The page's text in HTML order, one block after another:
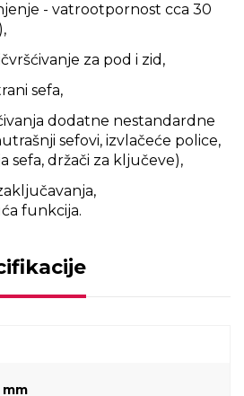
- vatrootpornost cca 30
za pod i zid,
sefa,
dodatne nestandardne
sefovi, izvlačeće police,
sefa, držači za ključeve),
funkcija.